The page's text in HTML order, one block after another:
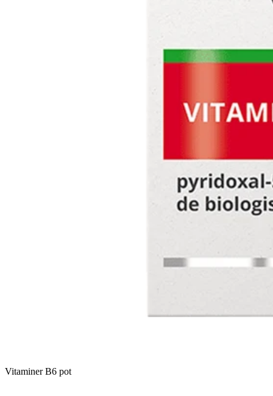
Vitaminer B6 pot